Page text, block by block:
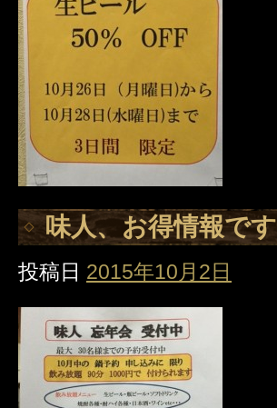
味人、お得情報です
投稿日 2015年10月2日